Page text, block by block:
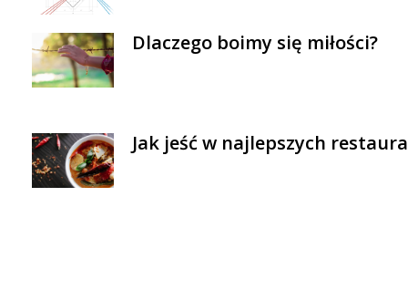
Dlaczego boimy się miłości?
Jak jeść w najlepszych